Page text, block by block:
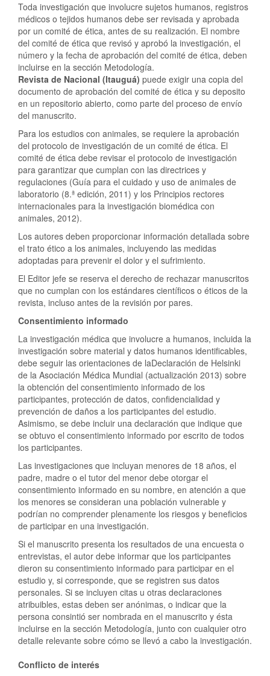
Toda investigación que involucre sujetos humanos, registros
médicos o tejidos humanos debe ser revisada y aprobada
por un comité de ética, antes de su realización. El nombre
del comité de ética que revisó y aprobó la investigación, el
número y la fecha de aprobación del comité de ética, deben
incluirse en la sección Metodología.
Revista de Nacional (Itauguá) puede exigir una copia del
documento de aprobación del comité de ética y su deposito
en un repositorio abierto, como parte del proceso de envío
del manuscrito.
Para los estudios con animales, se requiere la aprobación
del protocolo de investigación de un comité de ética. El
comité de ética debe revisar el protocolo de investigación
para garantizar que cumplan con las directrices y
regulaciones (Guía para el cuidado y uso de animales de
laboratorio (8.ª edición, 2011) y los Principios rectores
internacionales para la investigación biomédica con
animales, 2012).
Los autores deben proporcionar información detallada sobre
el trato ético a los animales, incluyendo las medidas
adoptadas para prevenir el dolor y el sufrimiento.
El Editor jefe se reserva el derecho de rechazar manuscritos
que no cumplan con los estándares científicos o éticos de la
revista, incluso antes de la revisión por pares.
Consentimiento informado
La investigación médica que involucre a humanos, incluida la
investigación sobre material y datos humanos identificables,
debe seguir las orientaciones de laDeclaración de Helsinki
de la Asociación Médica Mundial (actualización 2013) sobre
la obtención del consentimiento informado de los
participantes, protección de datos, confidencialidad y
prevención de daños a los participantes del estudio.
Asimismo, se debe incluir una declaración que indique que
se obtuvo el consentimiento informado por escrito de todos
los participantes.
Las investigaciones que incluyan menores de 18 años, el
padre, madre o el tutor del menor debe otorgar el
consentimiento informado en su nombre, en atención a que
los menores se consideran una población vulnerable y
podrían no comprender plenamente los riesgos y beneficios
de participar en una investigación.
Si el manuscrito presenta los resultados de una encuesta o
entrevistas, el autor debe informar que los participantes
dieron su consentimiento informado para participar en el
estudio y, si corresponde, que se registren sus datos
personales. Si se incluyen citas u otras declaraciones
atribuibles, estas deben ser anónimas, o indicar que la
persona consintió ser nombrada en el manuscrito y ésta
incluirse en la sección Metodología, junto con cualquier otro
detalle relevante sobre cómo se llevó a cabo la investigación.
Conflicto de interés